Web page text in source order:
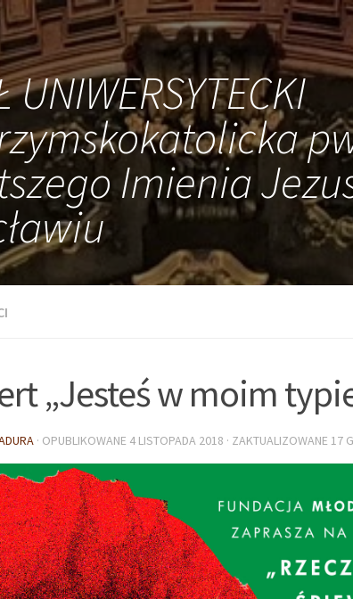
UNIWERSYTECKI
Imienia
„Jesteś w moim
· OPUBLIKOWANE 4 LISTOPADA 2018 · ZAKTUALIZOWANE 17